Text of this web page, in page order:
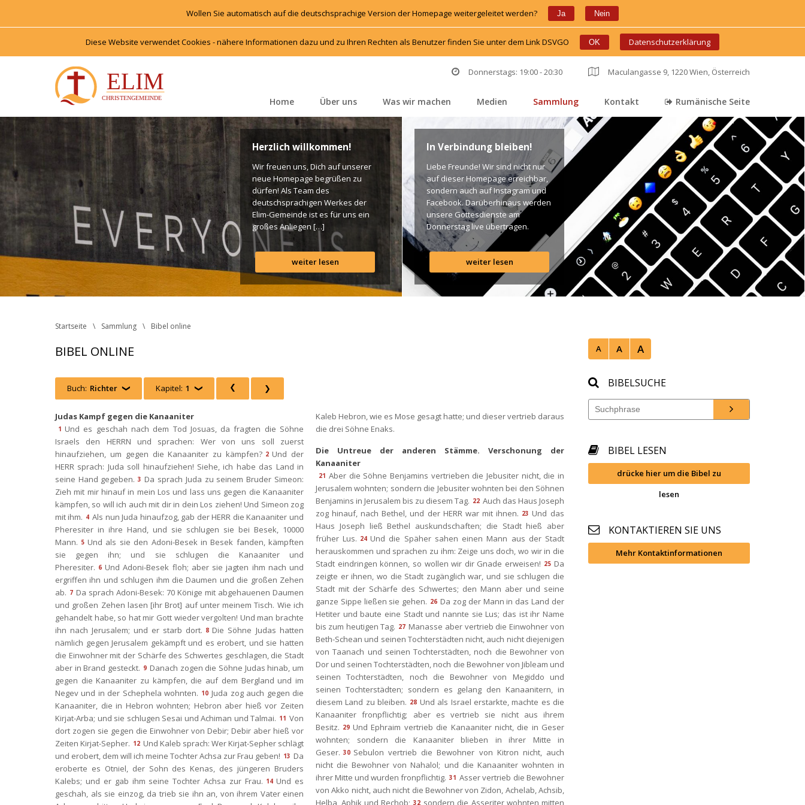
Wollen Sie automatisch auf die deutschsprachige Version der Homepage weitergeleitet werden? Ja Nein
Diese Website verwendet Cookies - nähere Informationen dazu und zu Ihren Rechten als Benutzer finden Sie unter dem Link DSVGO OK Datenschutzerklärung
Donnerstags: 19:00 - 20:30 Maculangasse 9, 1220 Wien, Österreich
Home Über un Was wir machen Medien Sammlung Kontakt Rumänische Seite
Herzlich willkommen!
Wir freuen uns, Dich auf unserer
neue Homepage begrüßen zu
dürfen! Als Team des
deutschsprachigen Werkes der
Elim-Gemeinde ist es für uns ein
großes Anliegen […]
weiter lesen
In Verbindung bleiben!
Liebe Freunde! Wir sind nicht nur
auf dieser Homepage erreichbar,
ondern auch auf Instagram und
Facebook. Darüberhinaus werden
unsere Gottesdienste am
Donnerstag live übertragen.
Unten findet Ihr dazu alle Links.
Gottes Segen! Live-Übertragung
Gottesdienst: http://ro.elim.at/live
Instagram: http://elim.wien
Facebook:
https://www.facebook.com/elimwien/
weiter lesen
Startseite Sammlung Bibel online
BIBEL ONLINE A A A
Buch: Richter Kapitel: 1
Judas Kampf gegen die Kanaaniter
1 Und es geschah nach dem Tod Josuas, da fragten die Söhne
Israels den HERRN und sprachen: Wer von uns soll zuerst
hinaufziehen, um gegen die Kanaaniter zu kämpfen? 2 Und der
HERR sprach: Juda soll hinaufziehen! Siehe, ich habe das Land in
eine Hand gegeben. 3 Da sprach Juda zu seinem Bruder Simeon:
Zieh mit mir hinauf in mein Los und lass uns gegen die Kanaaniter
kämpfen, so will ich auch mit dir in dein Los ziehen! Und Simeon zog
mit ihm. 4 Als nun Juda hinaufzog, gab der HERR die Kanaaniter und
Pheresiter in ihre Hand, und sie schlugen sie bei Besek, 10000
Mann. 5 Und als sie den Adoni-Besek in Besek fanden, kämpften
ie gegen ihn; und sie schlugen die Kanaaniter und
Pheresiter. 6 Und Adoni-Besek floh; aber sie jagten ihm nach und
ergriffen ihn und schlugen ihm die Daumen und die großen Zehen
ab. 7 Da sprach Adoni-Besek: 70 Könige mit abgehauenen Daumen
und großen Zehen lasen [ihr Brot] auf unter meinem Tisch. Wie ich
gehandelt habe, so hat mir Gott wieder vergolten! Und man brachte
ihn nach Jerusalem; und er starb dort. 8 Die Söhne Judas hatten
nämlich gegen Jerusalem gekämpft und es erobert, und sie hatten
die Einwohner mit der Schärfe des Schwertes geschlagen, die Stadt
aber in Brand gesteckt. 9 Danach zogen die Söhne Judas hinab, um
gegen die Kanaaniter zu kämpfen, die auf dem Bergland und im
Negev und in der Schephela wohnten. 10 Juda zog auch gegen die
Kanaaniter, die in Hebron wohnten; Hebron aber hieß vor Zeiten
Kirjat-Arba; und sie schlugen Sesai und Achiman und Talmai. 11 Von
dort zogen sie gegen die Einwohner von Debir; Debir aber hieß vor
Zeiten Kirjat-Sepher. 12 Und Kaleb sprach: Wer Kirjat-Sepher schlägt
und erobert, dem will ich meine Tochter Achsa zur Frau geben! 13 Da
eroberte es Otniel, der Sohn des Kenas, des jüngeren Bruders
Kalebs; und er gab ihm seine Tochter Achsa zur Frau. 14 Und es
geschah, als sie einzog, da trieb sie ihn an, von ihrem Vater einen
Kaleb Hebron, wie es Mose gesagt hatte; und dieser vertrieb daraus
die drei Söhne Enaks.
Die Untreue der anderen Stämme. Verschonung der
Kanaaniter
21 Aber die Söhne Benjamins vertrieben die Jebusiter nicht, die in
Jerusalem wohnten; sondern die Jebusiter wohnten bei den Söhnen
Benjamins in Jerusalem bis zu diesem Tag. 22 Auch das Haus Joseph
zog hinauf, nach Bethel, und der HERR war mit ihnen. 23 Und das
Haus Joseph ließ Bethel auskundschaften; die Stadt hieß aber
früher Lus. 24 Und die Späher sahen einen Mann aus der Stadt
herauskommen und sprachen zu ihm: Zeige uns doch, wo wir in die
Stadt eindringen können, so wollen wir dir Gnade erweisen! 25 Da
zeigte er ihnen, wo die Stadt zugänglich war, und sie schlugen die
Stadt mit der Schärfe des Schwertes; den Mann aber und seine
ganze Sippe ließen sie gehen. 26 Da zog der Mann in das Land der
Hetiter und baute eine Stadt und nannte sie Lus; das ist ihr Name
bis zum heutigen Tag. 27 Manasse aber vertrieb die Einwohner von
Beth-Schean und seinen Tochterstädten nicht, auch nicht diejenigen
von Taanach und seinen Tochterstädten, noch die Bewohner von
Dor und seinen Tochterstädten, noch die Bewohner von Jibleam und
einen Tochterstädten, noch die Bewohner von Megiddo und
einen Tochterstädten; sondern es gelang den Kanaanitern, in
diesem Land zu bleiben. 28 Und als Israel erstarkte, machte es die
Kanaaniter fronpflichtig; aber es vertrieb sie nicht aus ihrem
Besitz. 29 Und Ephraim vertrieb die Kanaaniter nicht, die in Geser
wohnten; sondern die Kanaaniter blieben in ihrer Mitte in
Geser. 30 Sebulon vertrieb die Bewohner von Kitron nicht, auch
nicht die Bewohner von Nahalol; und die Kanaaniter wohnten in
ihrer Mitte und wurden fronpflichtig. 31 Asser vertrieb die Bewohner
von Akko nicht, auch nicht die Bewohner von Zidon, Achelab, Achsib,
Helba, Aphik und Rechob; 32 ondern die Asseriter wohnten mitten
BIBELSUCHE
BIBEL LESEN
drücke hier um die Bibel zu
lesen
KONTAKTIEREN SIE UNS
Mehr Kontaktinformationen